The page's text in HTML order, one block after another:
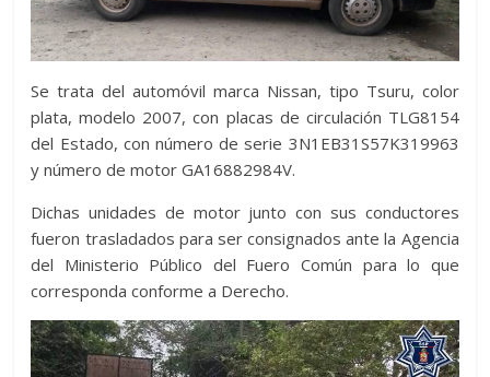
Se trata del automóvil marca Nissan, tipo Tsuru, color
plata, modelo 2007, con placas de circulación TLG8154
del Estado, con número de serie 3N1EB31S57K319963
y número de motor GA16882984V.
Dichas unidades de motor junto con sus conductores
fueron trasladados para ser consignados ante la Agencia
del Ministerio Público del Fuero Común para lo que
corresponda conforme a Derecho.